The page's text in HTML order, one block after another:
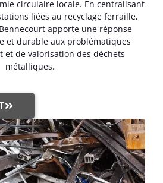
circulaire locale. En centralisant
liées au recyclage ferraille,
apporte une réponse
et durable aux problématiques
et de valorisation des déchets
métalliques.